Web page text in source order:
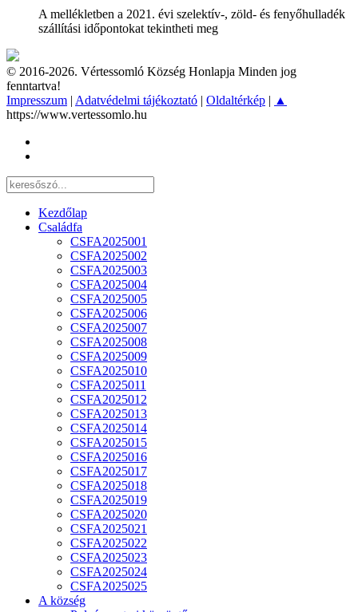
A mellékletben a 2021. évi szelektív-, zöld- és fenyőhulladék
szállítási időpontokat tekintheti meg
© 2016-2026. Vértessomló Község Honlapja Minden jog
fenntartva!
Impresszum | Adatvédelmi tájékoztató | Oldaltérkép | ▲
https://www.vertessomlo.hu
Kezdőlap
Családfa
CSFA2025001
CSFA2025002
CSFA2025003
CSFA2025004
CSFA2025005
CSFA2025006
CSFA2025007
CSFA2025008
CSFA2025009
CSFA2025010
CSFA2025011
CSFA2025012
CSFA2025013
CSFA2025014
CSFA2025015
CSFA2025016
CSFA2025017
CSFA2025018
CSFA2025019
CSFA2025020
CSFA2025021
CSFA2025022
CSFA2025023
CSFA2025024
CSFA2025025
A község